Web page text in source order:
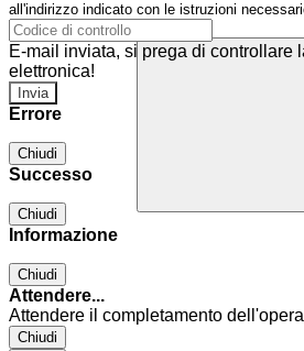
all'indirizzo indicato con le istruzioni
E-mail inviata, si prega di controllare
elettronica!
Errore
Chiudi
Successo
Chiudi
Informazione
Chiudi
Attendere...
Attendere il completamento
Chiudi